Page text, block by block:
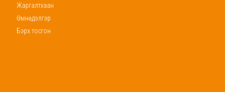
Жаргалтхаан
Өмнөдэлгэр
Бэрх тосгон